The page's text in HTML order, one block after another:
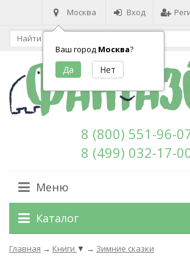
Москва
Ваш город Москва?
Вход
8 (800) 551-96-
8 (499) 032-17-
Меню
Каталог
Главная → Книги ▼ → Зимние сказки